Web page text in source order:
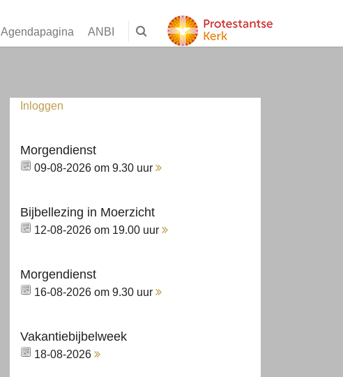
Agendapagina ANBI
Inloggen
Morgendienst
09-08-2026 om 9.30 uur
Bijbellezing in Moerzicht
12-08-2026 om 19.00 uur
Morgendienst
16-08-2026 om 9.30 uur
Vakantiebijbelweek
18-08-2026